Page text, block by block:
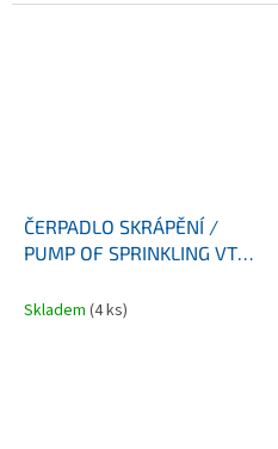
ČERPADLO SKRÁPĚNÍ /
PUMP OF SPRINKLING VT
Skladem (4 ks)